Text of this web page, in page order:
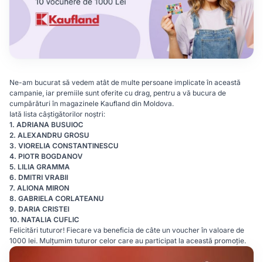
Ne-am bucurat să vedem atât de multe persoane implicate în această
campanie, iar premiile sunt oferite cu drag, pentru a vă bucura de
cumpărături în magazinele Kaufland din Moldova.
Iată lista câștigătorilor noștri:
1. ADRIANA BUSUIOC
2. ALEXANDRU GROSU
3. VIORELIA CONSTANTINESCU
4. PIOTR BOGDANOV
5. LILIA GRAMMA
6. DMITRI VRABII
7. ALIONA MIRON
8. GABRIELA CORLATEANU
9. DARIA CRISTEI
10. NATALIA CUFLIC
Felicitări tuturor! Fiecare va beneficia de câte un voucher în valoare de
1000 lei. Mulțumim tuturor celor care au participat la această promoție.